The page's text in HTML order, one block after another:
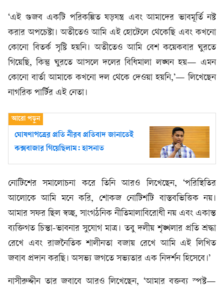
‘এই গুজব একটি পরিকল্পিত ষড়যন্ত্র এবং আমাদের ভাবমূর্তি নষ্ট
করার অপচেষ্টা। অতীতেও আমি এই হোটেলে থেকেছি এবং কখনো
কোনো বিতর্ক সৃষ্টি হয়নি। অতীতেও আমি বেশ কয়েকবার ঘুরতে
গিয়েছি, কিন্তু ঘুরতে আসলে দলের বিধিমালা লঙ্ঘন হয়— এমন
কোনো বার্তা আমাকে কখনো দল থেকে দেওয়া হয়নি,’— লিখেছেন
নাগরিক পার্টির এই নেতা।
ঘোষণাপত্রের প্রতি নীরব প্রতিবাদ জানাতেই
কক্সবাজার গিয়েছিলাম: হাসনাত
নোটিশের সমালোচনা করে তিনি আরও লিখেছেন, ‘পরিস্থিতির
আলোকে আমি মনে করি, শোকজ নোটিশটি বাস্তবভিত্তিক নয়।
আমার সফর ছিল স্বচ্ছ, সাংগঠনিক নীতিমালাবিরোধী নয় এবং একান্ত
ব্যক্তিগত চিন্তা-ভাবনার সুযোগ মাত্র। তবু দলীয় শৃঙ্খলার প্রতি শ্রদ্ধা
রেখে এবং রাজনৈতিক শালীনতা বজায় রেখে আমি এই লিখিত
জবাব প্রদান করছি। অসভ্য জগতে সভ্যতার এক নিদর্শন হিসেবে।’
নাসীরুদ্দীন তার জবাবে আরও লিখেছেন, ‘আমার বক্তব্য স্পষ্ট—